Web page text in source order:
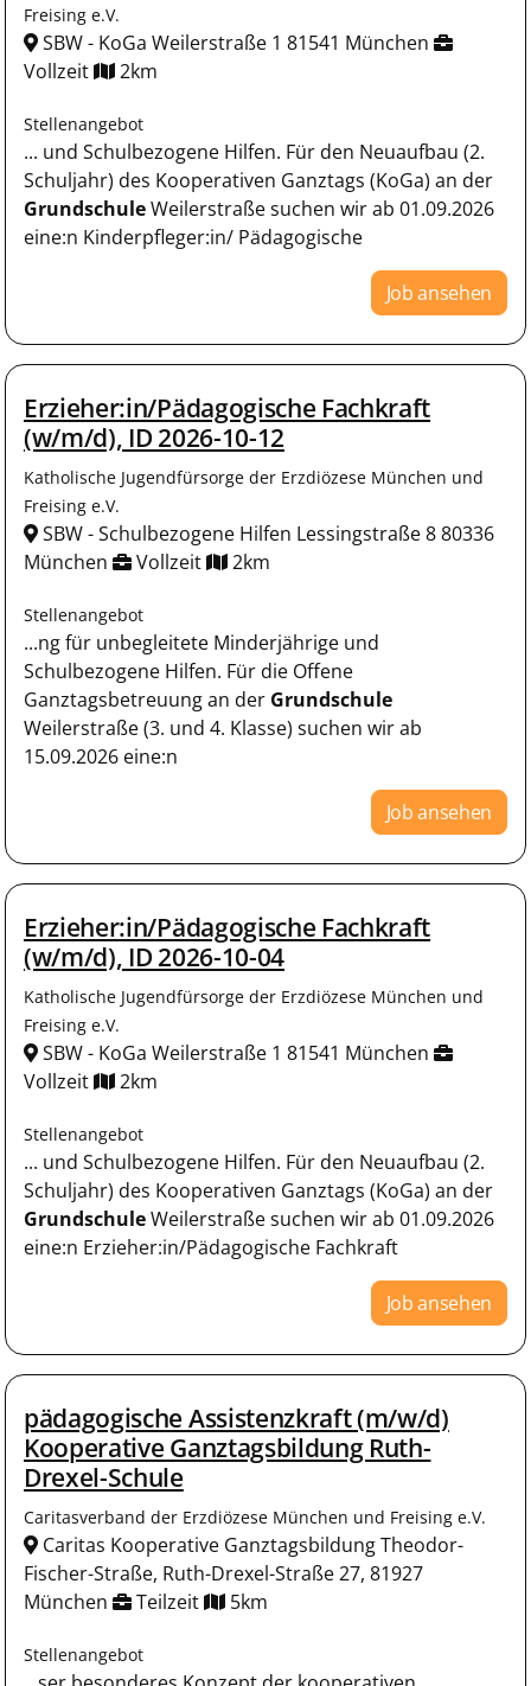
Freising e.V.
SBW - KoGa Weilerstraße 1 81541 München
Vollzeit
2km
Stellenangebot
... und Schulbezogene Hilfen. Für den Neuaufbau (2.
Schuljahr) des Kooperativen Ganztags (KoGa) an der
GrundschuleWeilerstraße suchen wir ab 01.09.2026
eine:n Kinderpfleger:in/ Pädagogische
Job ansehen
Erzieher:in/Pädagogische Fachkraft
(w/m/d), ID 2026-10-12
Katholische Jugendfürsorge der Erzdiözese München und
Freising e.V.
SBW - Schulbezogene Hilfen Lessingstraße 8 80336
München
Vollzeit 2km
Stellenangebot
...ng für unbegleitete Minderjährige und
Schulbezogene Hilfen. Für die Offene
Ganztagsbetreuung an der Grundschule
Weilerstraße (3. und 4. Klasse) suchen wir ab
15.09.2026 eine:n
Job ansehen
Erzieher:in/Pädagogische Fachkraft
(w/m/d), ID 2026-10-04
Katholische Jugendfürsorge der Erzdiözese München und
Freising e.V.
SBW - KoGa Weilerstraße 1 81541 München
Vollzeit
2km
Stellenangebot
... und Schulbezogene Hilfen. Für den Neuaufbau (2.
Schuljahr) des Kooperativen Ganztags (KoGa) an der
GrundschuleWeilerstraße suchen wir ab 01.09.2026
eine:n Erzieher:in/Pädagogische Fachkraft
Job ansehen
pädagogische Assistenzkraft (m/w/d)
Kooperative Ganztagsbildung Ruth-
Drexel-Schule
Caritasverband der Erzdiözese München und Freising e.V.
Caritas Kooperative Ganztagsbildung Theodor-
Fischer-Straße, Ruth-Drexel-Straße 27, 81927
München
Teilzeit 5km
Stellenangebot